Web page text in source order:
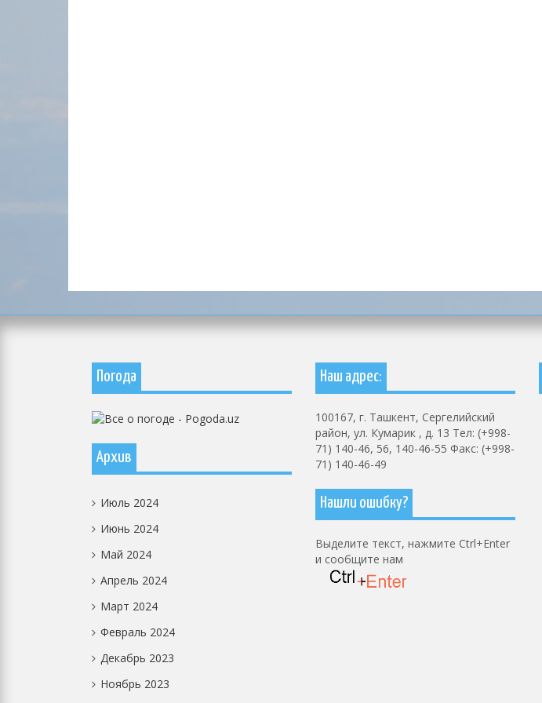
Погода
Архив
Июль 2024
Июнь 2024
Май 2024
Апрель 2024
Март 2024
Февраль 2024
Декабрь 2023
Ноябрь 2023
Наш адрес:
100167, г. Ташкент, Сергелийский
район, ул. Кумарик , д. 13 Тел: (+998-
71) 140-46, 56, 140-46-55 Факс: (+998-
71) 140-46-49
Нашли ошибку?
Выделите текст, нажмите Ctrl+Enter
и сообщите нам